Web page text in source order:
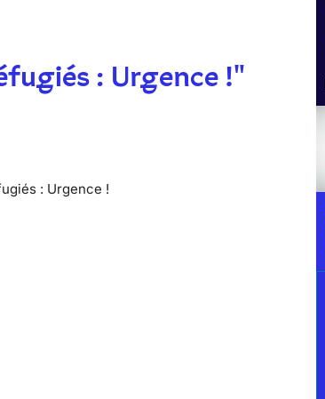
: Urgence !"
: Urgence !